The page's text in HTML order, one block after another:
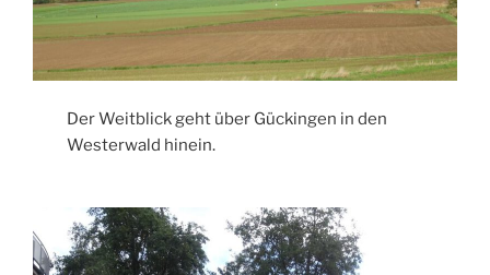
Der Weitblick geht über Gückingen in den
Westerwald hinein.